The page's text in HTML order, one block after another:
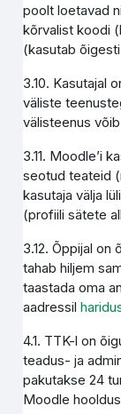
poolt loetavad
kõrvalist koodi
(kasutab
3.10. Kasutajal
väliste
välisteenus
3.11. Moodle’i
seotud teateid
kasutaja välja
(profiili sätete
3.12. Õppijal on
tahab hiljem
taastada oma
aadressil
4.1. TTK-l on
teadus- ja
pakutakse 24
Moodle